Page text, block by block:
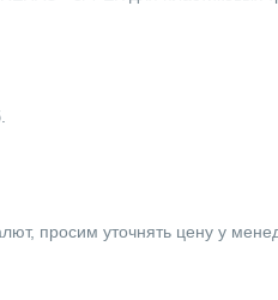
просим уточнять цену у